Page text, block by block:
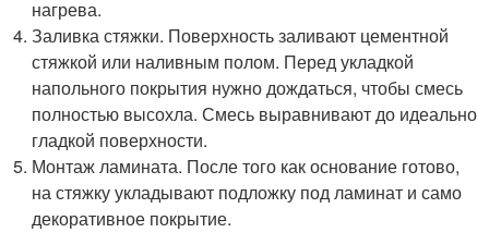
нагрева.
Заливка стяжки. Поверхность заливают цементной
стяжкой или наливным полом. Перед укладкой
напольного покрытия нужно дождаться, чтобы смесь
полностью высохла. Смесь выравнивают до идеально
гладкой поверхности.
Монтаж ламината. После того как основание готово,
на стяжку укладывают подложку под ламинат и само
декоративное покрытие.